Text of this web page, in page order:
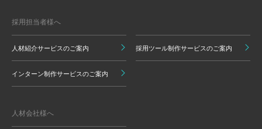
採用担当者様へ
人材紹介サービスのご案内 採用ツール制作サービスのご案内
インターン制作サービスのご案内
人材会社様へ